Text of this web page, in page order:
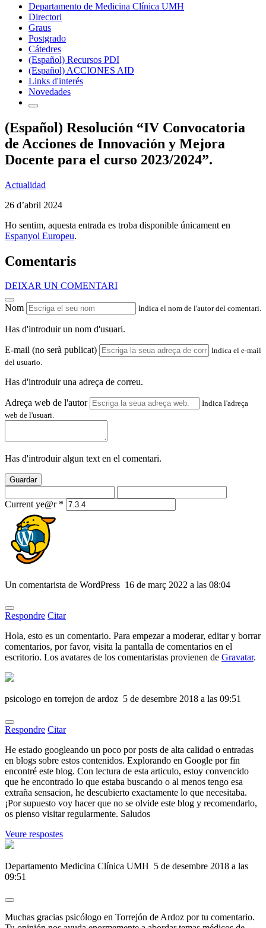
Departamento de Medicina Clínica UMH
Directori
Graus
Postgrado
Cátedres
(Español) Recursos PDI
(Español) ACCIONES AID
Links d'interés
Novedades
(Español) Resolución “IV Convocatoria
de Acciones de Innovación y Mejora
Docente para el curso 2023/2024”.
Actualidad
26 d’abril 2024
Ho sentim, aquesta entrada es troba disponible únicament en
Espanyol Europeu.
Comentaris
DEIXAR UN COMENTARI
Nom Indica el nom de l'autor del comentari.
Has d'introduir un nom d'usuari.
E-mail (no serà publicat)
Indica el e-mail
del usuario.
Has d'introduir una adreça de correu.
Adreça web de l'autor
Indica l'adreça
web de l'usuari.
Has d'introduir algun text en el comentari.
Guardar
Current ye@r *
Un comentarista de WordPress 16 de març 2022 a las 08:04
Respondre Citar
Hola, esto es un comentario. Para empezar a moderar, editar y borrar
comentarios, por favor, visita la pantalla de comentarios en el
escritorio. Los avatares de los comentaristas provienen de Gravatar.
psicologo en torrejon de ardoz 5 de desembre 2018 a las 09:51
Respondre Citar
He estado googleando un poco por posts de alta calidad o entradas
en blogs sobre estos contenidos. Explorando en Google por fin
encontré este blog. Con lectura de esta articulo, estoy convencido
que he encontrado lo que estaba buscando o al menos tengo esa
extraña sensacion, he descubierto exactamente lo que necesitaba.
¡Por supuesto voy hacer que no se olvide este blog y recomendarlo,
os pienso visitar regularmente. Saludos
Veure respostes
Departamento Medicina Clínica UMH 5 de desembre 2018 a las
09:51
Muchas gracias psicólogo en Torrejón de Ardoz por tu comentario.